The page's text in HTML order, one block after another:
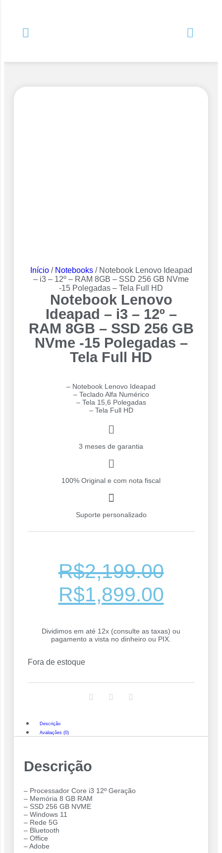
Início/ Notebooks/ Notebook Lenovo Ideapad
– i3 – 12º – RAM 8GB – SSD 256 GB NVme
-15 Polegadas – Tela Full HD
Notebook Lenovo
Ideapad – i3 – 12º –
RAM 8GB – SSD 256 GB
NVme -15 Polegadas –
Tela Full HD
– Notebook Lenovo Ideapad
– Teclado Alfa Numérico
– Tela 15,6 Polegadas
– Tela Full HD
3 meses de garantia
100% Original e com nota fiscal
Suporte personalizado
R$2,199.00
R$1,899.00
Dividimos em até 12x (consulte as taxas) ou
pagamento a vista no dinheiro ou PIX.
Fora de estoque
Descrição
Avaliações (0)
Descrição
– Processador Core i3 12º Geração
– Memória 8 GB RAM
– SSD 256 GB NVME
– Windows 11
– Rede 5G
– Bluetooth
– Office
– Adobe